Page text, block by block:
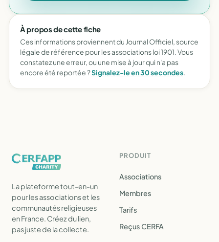
À propos de cette fiche
Ces informations proviennent du Journal Officiel, source
légale de référence pour les associations loi 1901. Vous
constatez une erreur, ou une mise à jour qui n'a pas
encore été reportée ?Signalez-le en 30 secondes.
La plateforme tout-en-un
pour les associations et les
communautés religieuses
en France. Créez du lien,
pas juste de la collecte.
PRODUIT
Associations
Membres
Tarifs
Reçus CERFA